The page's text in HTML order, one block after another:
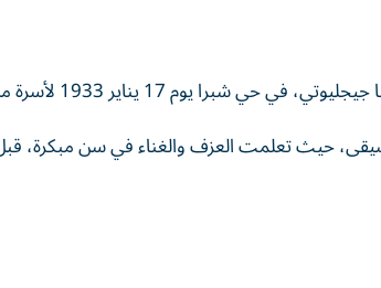
1933 لأسرة من أصول إيطالية انتقلت إلى مصر.
حيث تعلمت العزف والغناء في سن مبكرة،